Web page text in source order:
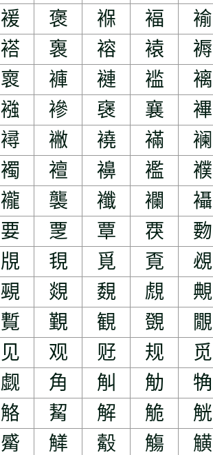
褑 褒 褓 褔 褕
褡 褢 褣 褤 褥
褱 褲 褳 褴 褵
襁 襂 襃 襄 襅
襑 襒 襓 襔 襕
襡 襢 襣 襤 襥
襱 襲 襳 襴 襵
要 覂 覃 覄 覅
覑 覒 覓 覔 覕
覡 覢 覣 覤 覥
覱 覲 観 覴 覵
见 观 觃 规 觅
觑 角 觓 觔 觕
觡 觢 解 觤 觥
觱 觲 觳 觴 觵